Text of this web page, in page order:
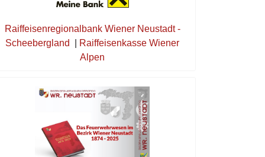
Raiffeisenregionalbank Wiener Neustadt -
Scheebergland
Raiffeisenkasse Wiener
Alpen